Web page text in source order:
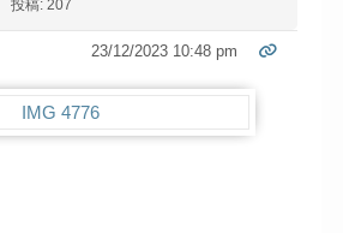
投稿: 207
23/12/2023 10:48 pm